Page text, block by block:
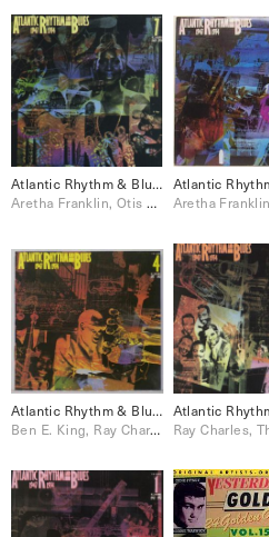
Atlantic Rhythm & Blues: 1947-1974 [Disc 7]
Aretha Franklin, Otis Redding, Wilson Pickett
Atlantic Rhythm & Blues: 1947-1974 [Disc 4]
Ben E. King, Ray Charles, The Drifters